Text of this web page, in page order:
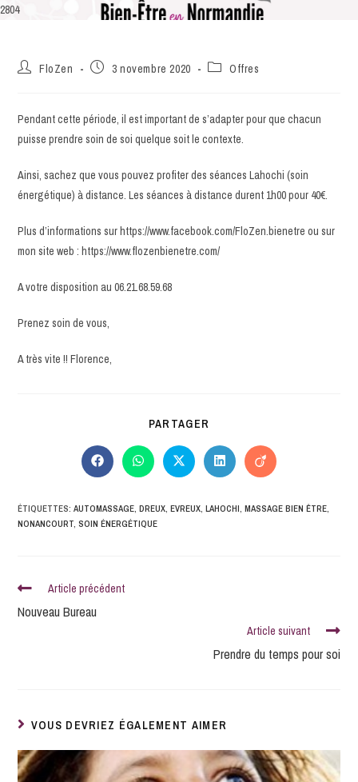
2804
FloZen 3 novembre 2020 Offres
Pendant cette période, il est important de s’adapter pour que chacun
puisse prendre soin de soi quelque soit le contexte.
Ainsi, sachez que vous pouvez profiter des séances Lahochi (soin
énergétique) à distance. Les séances à distance durent 1h00 pour 40€.
Plus d’informations sur https://www.facebook.com/FloZen.bienetre ou sur
mon site web : https://www.flozenbienetre.com/
A votre disposition au 06.21.68.59.68
Prenez soin de vous,
A très vite !! Florence,
PARTAGER
ÉTIQUETTES:AUTOMASSAGE, DREUX, EVREUX, LAHOCHI, MASSAGE BIEN ÊTRE,
NONANCOURT, SOIN ÉNERGÉTIQUE
Article précédent
Nouveau Bureau
Article suivant
Prendre du temps pour soi
VOUS DEVRIEZ ÉGALEMENT AIMER